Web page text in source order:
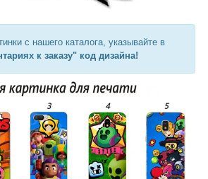
с нашего каталога, указывайте в
к заказу" код дизайна!